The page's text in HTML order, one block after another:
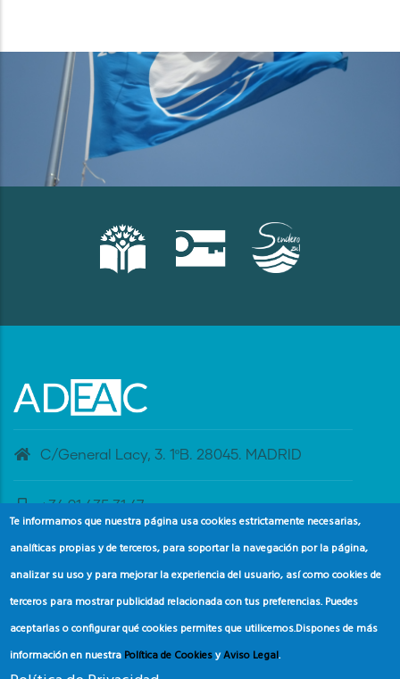
C/General Lacy, 3. 1ºB. 28045. MADRID
+34 91 435 31 47
banderaazul@adeac.es
Te informamos que nuestra página usa cookies estrictamente necesarias,
analíticas propias y de terceros, para soportar la navegación por la página,
analizar su uso y para mejorar la experiencia del usuario, así como cookies de
terceros para mostrar publicidad relacionada con tus preferencias. Puedes
aceptarlas o configurar qué cookies permites que utilicemos.Dispones de más
información en nuestra Política de CookiesyAviso Legal.